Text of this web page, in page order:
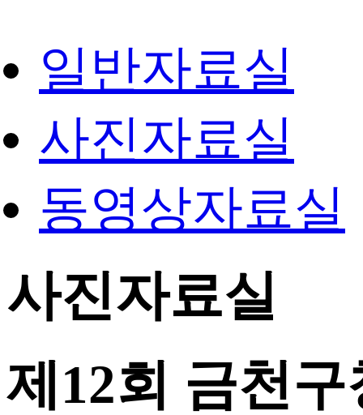
일반자료실
사진자료실
동영상자료실
사진자료실
제12회 금천